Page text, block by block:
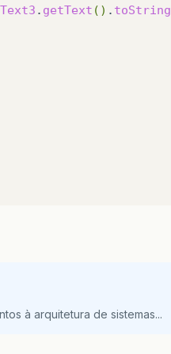
. getText () . toString
à arquitetura de sistemas...